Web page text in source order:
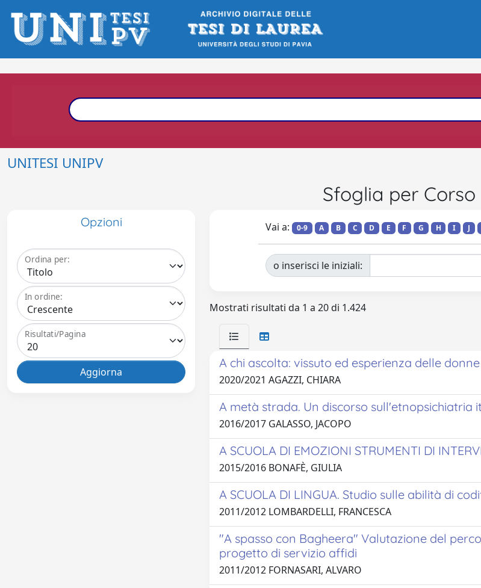
UNITESI UNIPV
Sfoglia per Corso
Opzioni
Ordina per:
In ordine:
Risultati/Pagina
Vai a: 0-9 A B C D E F G H I J
o inserisci le iniziali:
Mostrati risultati da 1 a 20 di 1.424
A chi ascolta: vissuto ed esperienza delle
2020/2021 AGAZZI, CHIARA
A metà strada. Un discorso sull'etnopsichiatria
2016/2017 GALASSO, JACOPO
A SCUOLA DI EMOZIONI STRUMENTI DI
2015/2016 BONAFÈ, GIULIA
A SCUOLA DI LINGUA. Studio sulle abilità di
2011/2012 LOMBARDELLI, FRANCESCA
"A spasso con Bagheera" Valutazione del
progetto di servizio affidi
2011/2012 FORNASARI, ALVARO